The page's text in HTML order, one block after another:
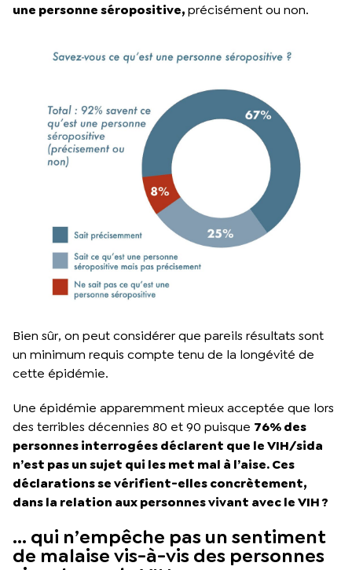
une personne séropositive,précisément ou non.
Bien sûr, on peut considérer que pareils résultats sont
un minimum requis compte tenu de la longévité de
cette épidémie.
Une épidémie apparemment mieux acceptée que lors
des terribles décennies 80 et 90 puisque 76% des
personnes interrogées déclarent que le VIH/sida
n’est pas un sujet qui les met mal à l’aise. Ces
déclarations se vérifient-elles concrètement,
dans la relation aux personnes vivant avec le VIH ?
… qui n’empêche pas un sentiment
de malaise vis-à-vis des personnes